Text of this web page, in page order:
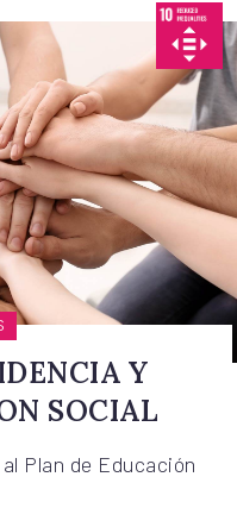
Y
SOCIAL
Plan de Educación